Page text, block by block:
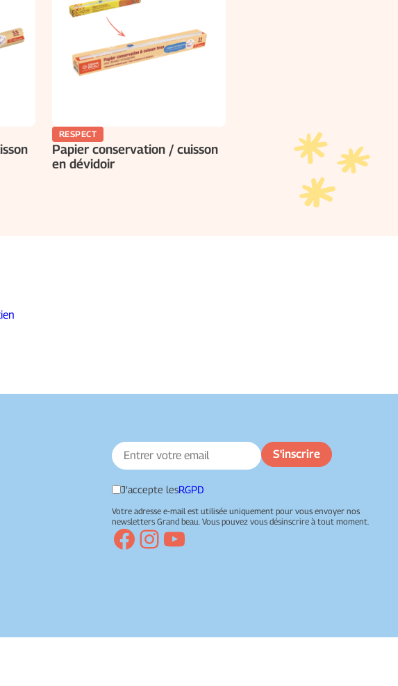
RESPECT
Papier conservation / cuisson
en dévidoir
J’accepte lesRGPD
Votre adresse e-mail est utilisée uniquement pour vous envoyer nos
newsletters Grand beau. Vous pouvez vous désinscrire à tout moment.
Facebook
Instagram
YouTube